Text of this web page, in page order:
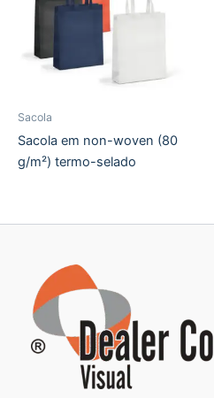
Sacola
Sacola em non-woven (80
g/m²) termo-selado